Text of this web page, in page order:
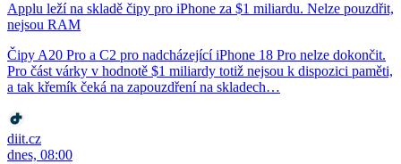
Applu leží na skladě čipy pro iPhone za $1 miliardu. Nelze pouzdřit,
nejsou RAM
Čipy A20 Pro a C2 pro nadcházející iPhone 18 Pro nelze dokončit.
Pro část várky v hodnotě $1 miliardy totiž nejsou k dispozici paměti,
a tak křemík čeká na zapouzdření na skladech…
diit.cz
dnes, 08:00